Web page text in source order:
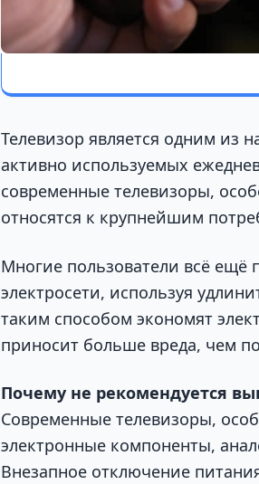
Телевизор является одним из
активно используемых
современные телевизоры,
относятся к крупнейшим
Многие пользователи всё ещё
электросети, используя
таким способом экономят
приносит больше вреда, чем
Почему не рекомендуется
Современные телевизоры,
электронные компоненты,
Внезапное отключение